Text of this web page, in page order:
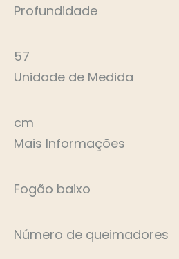
Profundidade
57
Unidade de Medida
cm
Mais Informações
Fogão baixo
Número de queimadores